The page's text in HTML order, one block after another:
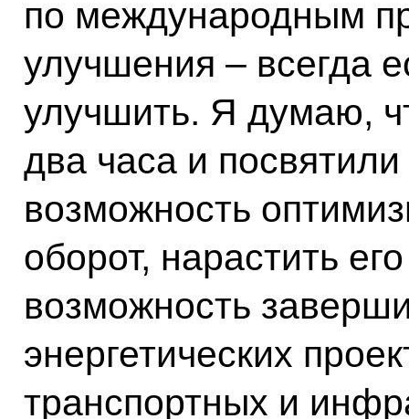
по международным
улучшения – всегда
улучшить. Я думаю,
два часа и
возможность
оборот, нарастить
возможность
энергетических
транспортных и